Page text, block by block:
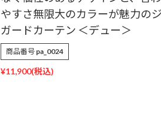
やすさ無限大のカラーが魅力の
ガードカーテン ＜デュー＞
商品番号 pa_0024
¥11,900